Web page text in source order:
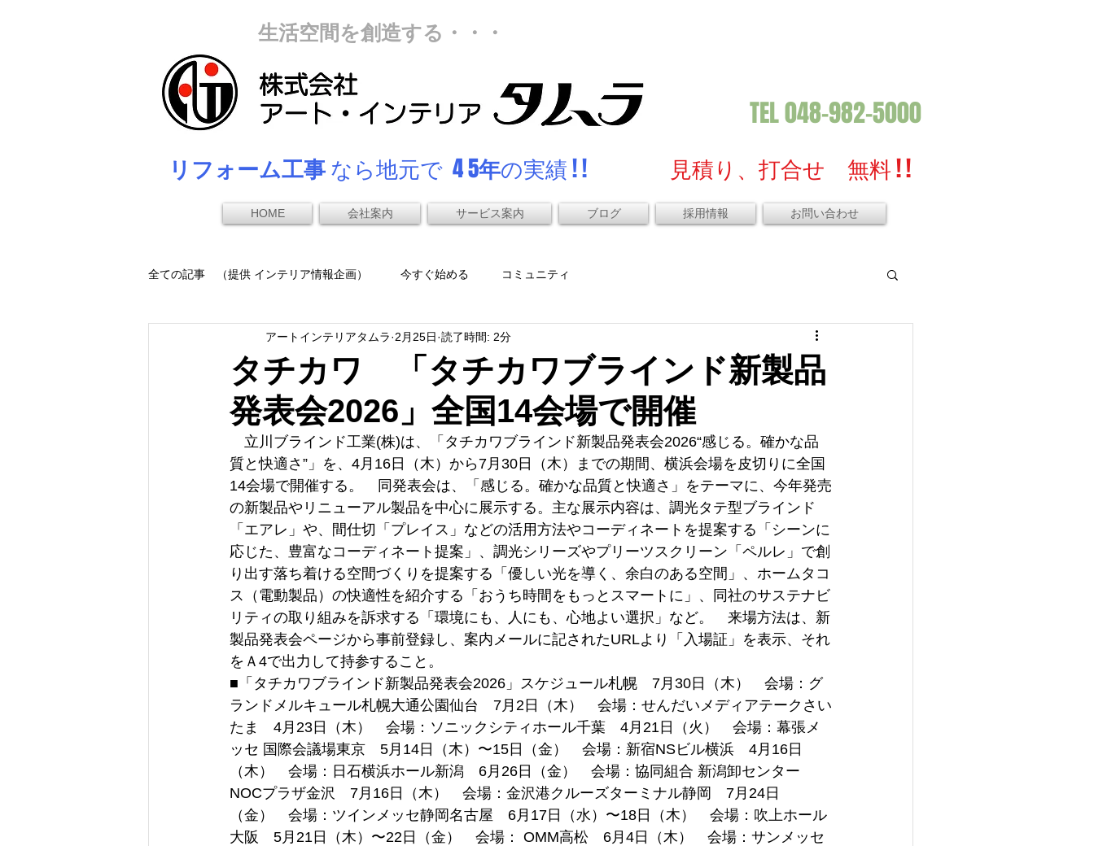
生活空間を創造する・・・
TEL 048-982-5000
リフォーム工事なら地元で 4 5年の実績 ! ! 見積り、打合せ 無料 ! !
HOME 会社案内 サービス案内 ブログ 採用情報 お問い合わせ
全ての記事 （提供 インテリア情報企画） 今すぐ始める コミュニティ
タチカワ 「タチカワブラインド新製品
発表会2026」全国14会場で開催
アートインテリアタムラ 2月25日 読了時間: 2分
立川ブラインド工業(株)は、「タチカワブラインド新製品発表会2026“感じる。確かな品
質と快適さ”」を、4月16日（木）から7月30日（木）までの期間、横浜会場を皮切りに全国
14会場で開催する。　同発表会は、「感じる。確かな品質と快適さ」をテーマに、今年発売
の新製品やリニューアル製品を中心に展示する。主な展示内容は、調光タテ型ブラインド
「エアレ」や、間仕切「プレイス」などの活用方法やコーディネートを提案する「シーンに
応じた、豊富なコーディネート提案」、調光シリーズやプリーツスクリーン「ペルレ」で創
り出す落ち着ける空間づくりを提案する「優しい光を導く、余白のある空間」、ホームタコ
ス（電動製品）の快適性を紹介する「おうち時間をもっとスマートに」、同社のサステナビ
リティの取り組みを訴求する「環境にも、人にも、心地よい選択」など。　来場方法は、新
製品発表会ページから事前登録し、案内メールに記されたURLより「入場証」を表示、それ
をＡ4で出力して持参すること。
■「タチカワブラインド新製品発表会2026」スケジュール札幌　7月30日（木）　会場：グ
ランドメルキュール札幌大通公園仙台　7月2日（木）　会場：せんだいメディアテークさい
たま　4月23日（木）　会場：ソニックシティホール千葉　4月21日（火）　会場：幕張メ
ッセ 国際会議場東京　5月14日（木）〜15日（金）　会場：新宿NSビル横浜　4月16日
（木）　会場：日石横浜ホール新潟　6月26日（金）　会場：協同組合 新潟卸センター
NOCプラザ金沢　7月16日（木）　会場：金沢港クルーズターミナル静岡　7月24日
（金）　会場：ツインメッセ静岡名古屋　6月17日（水）〜18日（木）　会場：吹上ホール
大阪　5月21日（木）〜22日（金）　会場： OMM高松　6月4日（木）　会場：サンメッセ